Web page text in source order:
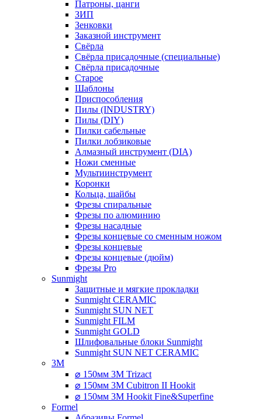
Патроны, цанги
ЗИП
Зенковки
Заказной инструмент
Свёрла
Свёрла присадочные (специальные)
Свёрла присадочные
Старое
Шаблоны
Приспособления
Пилы (INDUSTRY)
Пилы (DIY)
Пилки сабельные
Пилки лобзиковые
Алмазный инструмент (DIA)
Ножи сменные
Мультиинструмент
Коронки
Кольца, шайбы
Фрезы спиральные
Фрезы по алюминию
Фрезы насадные
Фрезы концевые со сменным ножом
Фрезы концевые
Фрезы концевые (дюйм)
Фрезы Pro
Sunmight
Защитные и мягкие прокладки
Sunmight CERAMIC
Sunmight SUN NET
Sunmight FILM
Sunmight GOLD
Шлифовальные блоки Sunmight
Sunmight SUN NET CERAMIC
3M
⌀ 150мм 3M Trizact
⌀ 150мм 3M Cubitron II Hookit
⌀ 150мм 3M Hookit Fine&Superfine
Formel